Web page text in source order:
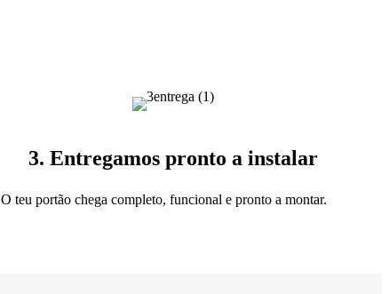
3. Entregamos pronto a instalar
O teu portão chega completo, funcional e pronto a montar.